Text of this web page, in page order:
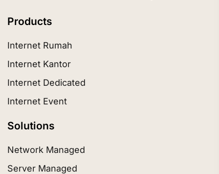
Products
Internet Rumah
Internet Kantor
Internet Dedicated
Internet Event
Solutions
Network Managed
Server Managed